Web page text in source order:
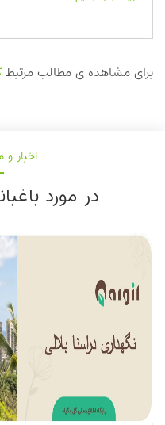
برای مشاهده ی مطالب مرتبط
اخبار و
در مورد